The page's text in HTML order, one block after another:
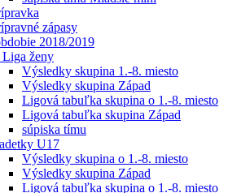
zápasy
2018/2019
Liga ženy
Výsledky skupina 1.-8. miesto
Výsledky skupina Západ
Ligová tabuľka skupina o 1.-8. miesto
Ligová tabuľka skupina Západ
súpiska tímu
U17
Výsledky skupina o 1.-8. miesto
Výsledky skupina Západ
Ligová tabuľka skupina o 1.-8. miesto